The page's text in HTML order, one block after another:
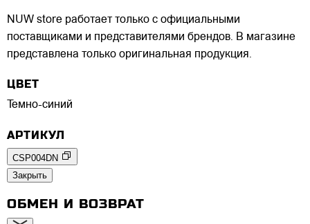
NUW store работает только с официальными
поставщиками и представителями брендов. В магазине
представлена только оригинальная продукция.
ЦВЕТ
Темно-синий
АРТИКУЛ
CSP004DN
Закрыть
ОБМЕН И ВОЗВРАТ